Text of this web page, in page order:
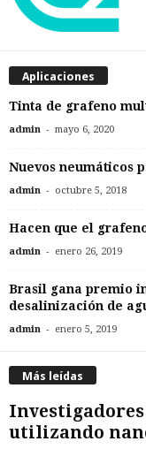
Aplicaciones
Tinta de grafeno
admin - mayo 6, 2020
Nuevos neumáticos
admin - octubre 5, 2018
Hacen que el
admin - enero 26, 2019
Brasil gana premio
desalinización de
admin - enero 5, 2019
Más leídas
utilizando